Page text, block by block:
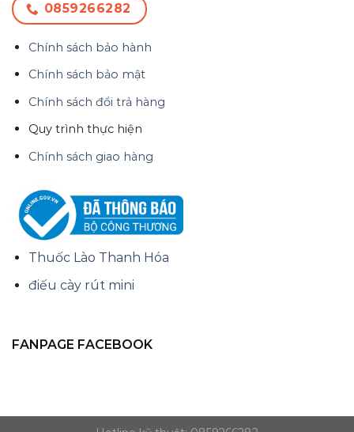
0859266282
Chính sách bảo hành
Chính sách bảo mật
Chính sách đổi trả hàng
Quy trình thực hiện
Chính sách giao hàng
Thuốc Lào Thanh Hóa
điếu cày rút mini
FANPAGE FACEBOOK